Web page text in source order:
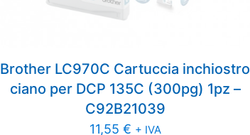
Brother LC970C Cartuccia inchiostro
ciano per DCP 135C (300pg) 1pz –
C92B21039
11,55 € + IVA